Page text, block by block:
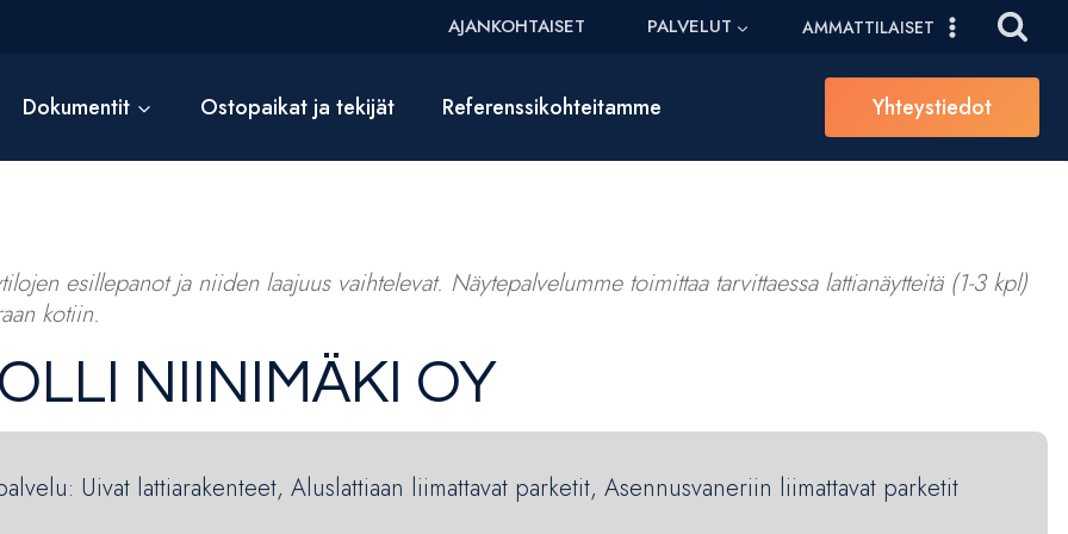
AJANKOHTAISET PALVELUT AMMATTILAISET
Dokumentit Ostopaikat ja tekijät Referenssikohteitamme Yhteystiedot
esillepanot ja niiden laajuus vaihtelevat. Näytepalvelumme toimittaa tarvittaessa lattianäytteitä (1-3 kpl)
kotiin.
NIINIMÄKI OY
Uivat lattiarakenteet, Aluslattiaan liimattavat parketit, Asennusvaneriin liimattavat parketit